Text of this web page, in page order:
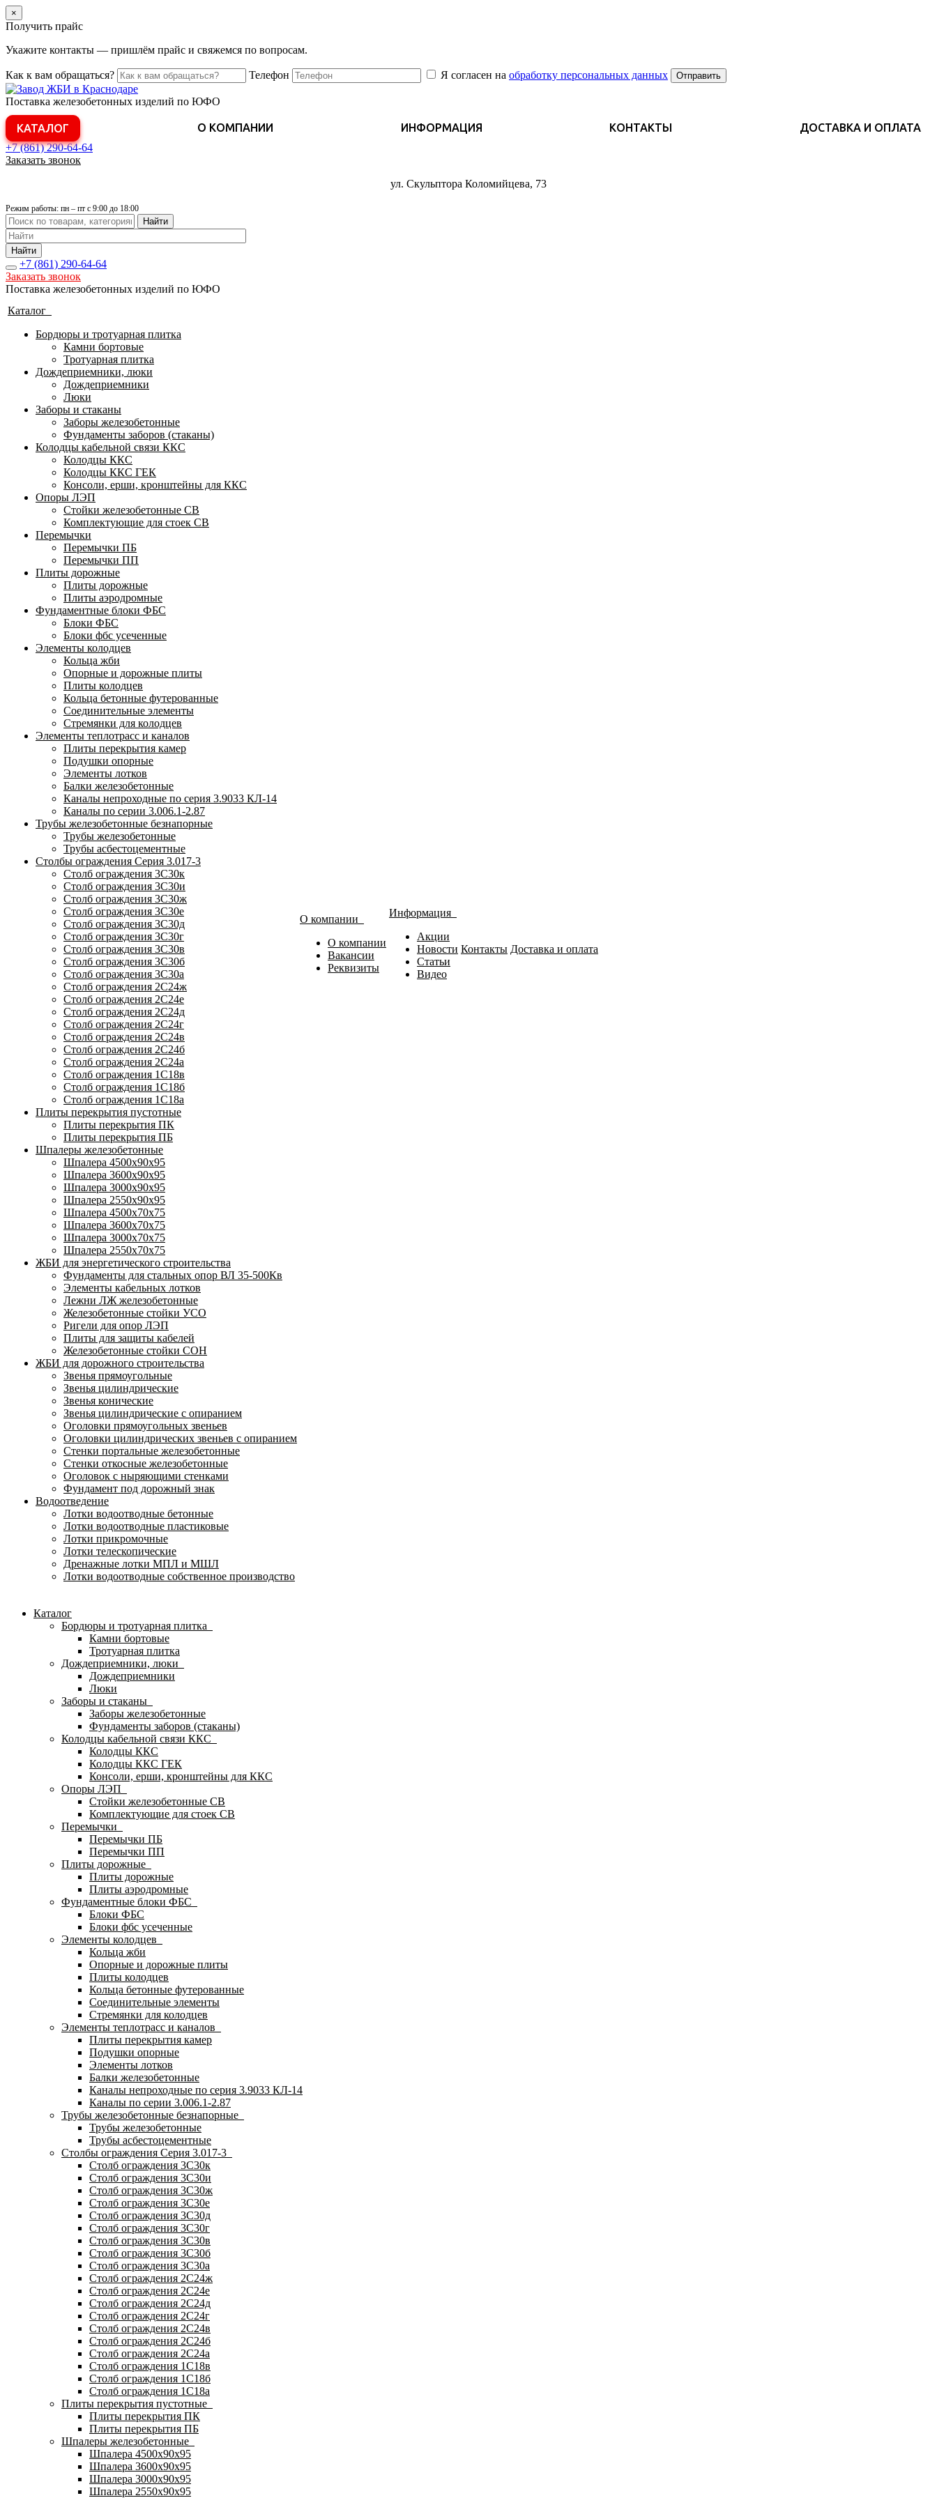
×
Получить прайс
Укажите контакты — пришлём прайс и свяжемся по вопросам.
Как к вам обращаться? Телефон Я согласен на обработку персональных данных Отправить
Поставка железобетонных изделий по ЮФО
КАТАЛОГ О КОМПАНИИ ИНФОРМАЦИЯ КОНТАКТЫ ДОСТАВКА И ОПЛАТА
+7 (861)290-64-64
Заказать звонок
ул. Скульптора Коломийцева, 73
Режим работы: пн – пт с 9:00 до 18:00
Найти
Найти
+7 (861) 290-64-64
Заказать звонок
Поставка железобетонных изделий по ЮФО
Каталог
Бордюры и тротуарная плитка
Камни бортовые
Тротуарная плитка
Дождеприемники, люки
Дождеприемники
Люки
Заборы и стаканы
Заборы железобетонные
Фундаменты заборов (стаканы)
Колодцы кабельной связи ККС
Колодцы ККС
Колодцы ККС ГЕК
Консоли, ерши, кронштейны для ККС
Опоры ЛЭП
Стойки железобетонные СВ
Комплектующие для стоек СВ
Перемычки
Перемычки ПБ
Перемычки ПП
Плиты дорожные
Плиты дорожные
Плиты аэродромные
Фундаментные блоки ФБС
Блоки ФБС
Блоки фбс усеченные
Элементы колодцев
Кольца жби
Опорные и дорожные плиты
Плиты колодцев
Кольца бетонные футерованные
Соединительные элементы
Стремянки для колодцев
Элементы теплотрасс и каналов
Плиты перекрытия камер
Подушки опорные
Элементы лотков
Балки железобетонные
Каналы непроходные по серия 3.9033 КЛ-14
Каналы по серии 3.006.1-2.87
Трубы железобетонные безнапорные
Трубы железобетонные
Трубы асбестоцементные
Столбы ограждения Серия 3.017-3
Столб ограждения 3С30к
Столб ограждения 3С30и
Столб ограждения 3С30ж
Столб ограждения 3С30е
Столб ограждения 3С30д
Столб ограждения 3С30г
Столб ограждения 3С30в
Столб ограждения 3С30б
Столб ограждения 3С30а
Столб ограждения 2С24ж
Столб ограждения 2С24е
Столб ограждения 2С24д
Столб ограждения 2С24г
Столб ограждения 2С24в
Столб ограждения 2С24б
Столб ограждения 2С24а
Столб ограждения 1С18в
Столб ограждения 1С18б
Столб ограждения 1С18а
Плиты перекрытия пустотные
Плиты перекрытия ПК
Плиты перекрытия ПБ
Шпалеры железобетонные
Шпалера 4500х90х95
Шпалера 3600х90х95
Шпалера 3000х90х95
Шпалера 2550х90х95
Шпалера 4500х70х75
Шпалера 3600х70х75
Шпалера 3000х70х75
Шпалера 2550х70х75
ЖБИ для энергетического строительства
Фундаменты для стальных опор ВЛ 35-500Кв
Элементы кабельных лотков
Лежни ЛЖ железобетонные
Железобетонные стойки УСО
Ригели для опор ЛЭП
Плиты для защиты кабелей
Железобетонные стойки СОН
ЖБИ для дорожного строительства
Звенья прямоугольные
Звенья цилиндрические
Звенья конические
Звенья цилиндрические с опиранием
Оголовки прямоугольных звеньев
Оголовки цилиндрических звеньев с опиранием
Стенки портальные железобетонные
Стенки откосные железобетонные
Оголовок с ныряющими стенками
Фундамент под дорожный знак
Водоотведение
Лотки водоотводные бетонные
Лотки водоотводные пластиковые
Лотки прикромочные
Лотки телескопические
Дренажные лотки МПЛ и МШЛ
Лотки водоотводные собственное производство
О компании
О компании
Вакансии
Реквизиты
Информация
Акции
Новости
Статьи
Видео
Контакты Доставка и оплата
Каталог
Бордюры и тротуарная плитка
Камни бортовые
Тротуарная плитка
Дождеприемники, люки
Дождеприемники
Люки
Заборы и стаканы
Заборы железобетонные
Фундаменты заборов (стаканы)
Колодцы кабельной связи ККС
Колодцы ККС
Колодцы ККС ГЕК
Консоли, ерши, кронштейны для ККС
Опоры ЛЭП
Стойки железобетонные СВ
Комплектующие для стоек СВ
Перемычки
Перемычки ПБ
Перемычки ПП
Плиты дорожные
Плиты дорожные
Плиты аэродромные
Фундаментные блоки ФБС
Блоки ФБС
Блоки фбс усеченные
Элементы колодцев
Кольца жби
Опорные и дорожные плиты
Плиты колодцев
Кольца бетонные футерованные
Соединительные элементы
Стремянки для колодцев
Элементы теплотрасс и каналов
Плиты перекрытия камер
Подушки опорные
Элементы лотков
Балки железобетонные
Каналы непроходные по серия 3.9033 КЛ-14
Каналы по серии 3.006.1-2.87
Трубы железобетонные безнапорные
Трубы железобетонные
Трубы асбестоцементные
Столбы ограждения Серия 3.017-3
Столб ограждения 3С30к
Столб ограждения 3С30и
Столб ограждения 3С30ж
Столб ограждения 3С30е
Столб ограждения 3С30д
Столб ограждения 3С30г
Столб ограждения 3С30в
Столб ограждения 3С30б
Столб ограждения 3С30а
Столб ограждения 2С24ж
Столб ограждения 2С24е
Столб ограждения 2С24д
Столб ограждения 2С24г
Столб ограждения 2С24в
Столб ограждения 2С24б
Столб ограждения 2С24а
Столб ограждения 1С18в
Столб ограждения 1С18б
Столб ограждения 1С18а
Плиты перекрытия пустотные
Плиты перекрытия ПК
Плиты перекрытия ПБ
Шпалеры железобетонные
Шпалера 4500х90х95
Шпалера 3600х90х95
Шпалера 3000х90х95
Шпалера 2550х90х95